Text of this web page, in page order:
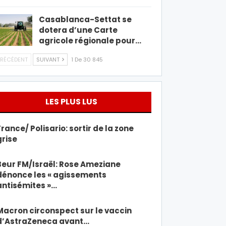
Casablanca-Settat se
dotera d’une Carte
agricole régionale pour…
SUIVANT 1 De 30 845
LES PLUS LUS
Polisario: sortir de la zone
FM/Israël: Rose Ameziane
les « agissements
»…
circonspect sur le vaccin
avant…